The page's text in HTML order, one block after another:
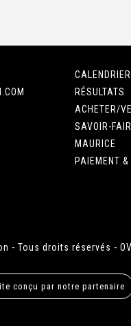
CALENDRIER
RÉSULTATS
ACHETER/
SAVOIR-
MAURICE
PAIEMENT &
- Tous droits réservés -
conçu par notre partenaire